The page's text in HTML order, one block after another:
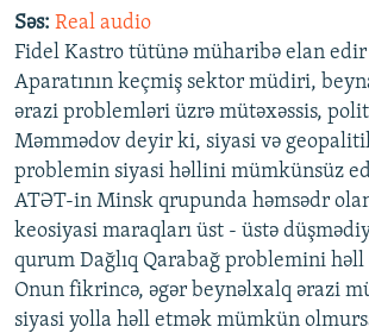
İNFOQRAFIKA
KARIKATURA
AZƏRBAYCAN ƏDƏBIYYATI KITABXANASI
İSLAM VƏ DEMOKRATIYA
İZ - MƏDƏNIYYƏT PROQRAMI
MISSIYAMIZ
PEŞƏ ETIKASI VƏ JURNALISTIKA
MATERIALLARIMIZDAN ISTIFADƏ
AZADLIQRADIOSU MOBIL TELEFONUNUZDA
BIZIMLƏ ƏLAQƏ
XƏBƏR BÜLLETENLƏRIMIZ
BIZI IZLƏ
RFE/RL-in bütün saytları
Səs: Real audio
Fidel Kastro tütünə müharibə elan
Aparatının keçmiş sektor müdiri,
ərazi problemləri üzrə mütəxəssis,
Məmmədov deyir ki, siyasi və
problemin siyasi həllini mümkünsüz
ATƏT-in Minsk qrupunda həmsədr
keosiyasi maraqları üst - üstə
qurum Dağlıq Qarabağ problemini həll
Onun fikrincə, əgər beynəlxalq ərazi
siyasi yolla həll etmək mümkün